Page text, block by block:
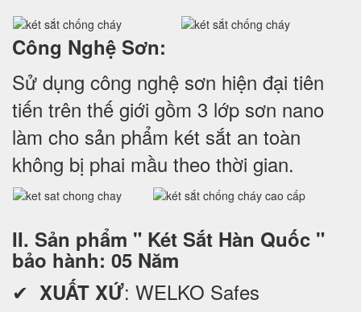
Công Nghệ Sơn:
Sử dụng công nghệ sơn hiện đại tiên
tiến trên thế giới gồm 3 lớp sơn nano
làm cho sản phẩm két sắt an toàn
không bị phai mầu theo thời gian.
II. Sản phẩm " Két Sắt Hàn Quốc "
bảo hành: 05 Năm
✔ XUẤT XỨ: WELKO Safes